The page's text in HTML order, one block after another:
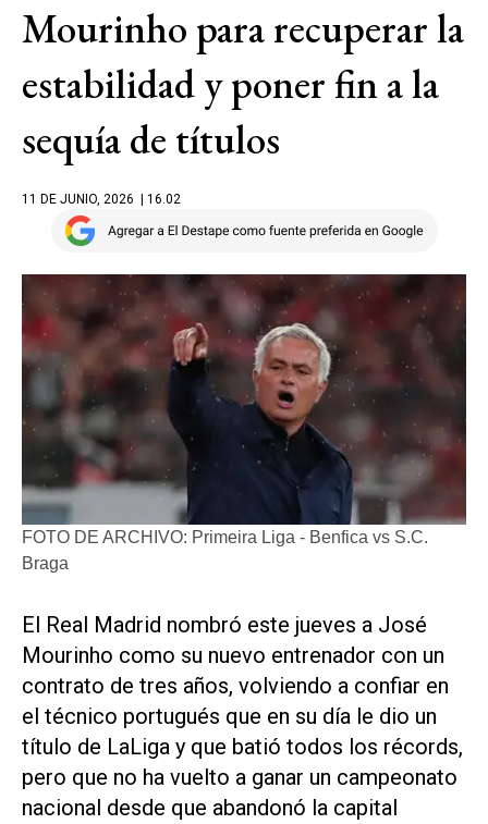
Mourinho para recuperar la
estabilidad y poner fin a la
sequía de títulos
11 DE JUNIO, 2026 | 16.02
FOTO DE ARCHIVO: Primeira Liga - Benfica vs S.C.
Braga
​El Real Madrid nombró este jueves a José
Mourinho ‌como su nuevo ‌entrenador con un
contrato de tres años, volviendo a confiar en
el técnico portugués que en su día le dio un
título de LaLiga ​y que ⁠batió todos los récords,
pero ‌que no ha vuelto ⁠a ganar un ⁠campeonato
nacional desde que abandonó la capital